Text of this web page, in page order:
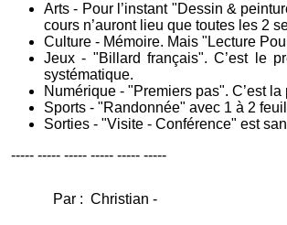
Arts - Pour l’instant "Dessin &
cours n’auront lieu que toutes les 2
Culture - Mémoire. Mais "Lecture
Jeux - "Billard français". C’est le
systématique.
Numérique - "Premiers pas". C’est
Sports - "Randonnée" avec 1 à 2
Sorties - "Visite - Conférence" est
----- ----- ----- ----- ----- -----
Par : Christian -